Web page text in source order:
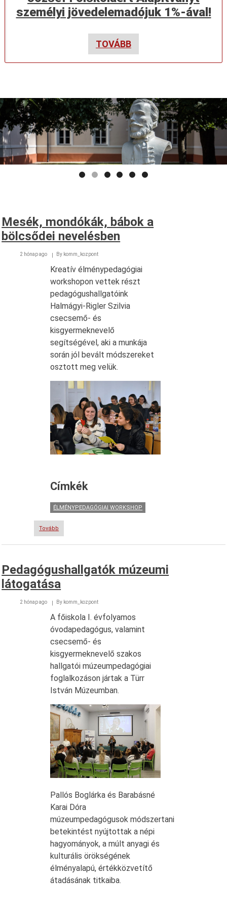
személyi jövedelemadójuk 1%-ával!
TOVÁBB
Mesék, mondókák, bábok a
bölcsődei nevelésben
2 hónap ago By komm_kozpont
Kreatív élménypedagógiai
workshopon vettek részt
pedagógushallgatóink
Halmágyi-Rigler Szilvia
csecsemő- és
kisgyermeknevelő
segítségével, aki a munkája
során jól bevált módszereket
osztott meg velük.
Címkék
ÉLMÉNYPEDAGÓGIAI WORKSHOP
Tovább
mondókák,
bábok
nevelésben)
Pedagógushallgatók múzeumi
látogatása
2 hónap ago By komm_kozpont
A főiskola I. évfolyamos
óvodapedagógus, valamint
csecsemő- és
kisgyermeknevelő szakos
hallgatói múzeumpedagógiai
foglalkozáson jártak a Türr
István Múzeumban.
Pallós Boglárka és Barabásné
Karai Dóra
múzeumpedagógusok módszertani
betekintést nyújtottak a népi
hagyományok, a múlt anyagi és
kulturális örökségének
élményalapú, értékközvetítő
átadásának titkaiba.